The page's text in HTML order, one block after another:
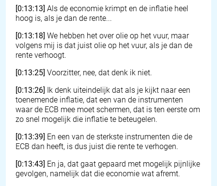
[0:13:13] Als de economie krimpt en de inflatie heel
hoog is, als je dan de rente...
[0:13:18] We hebben het over olie op het vuur, maar
volgens mij is dat juist olie op het vuur, als je dan de
rente verhoogt.
[0:13:25] Voorzitter, nee, dat denk ik niet.
[0:13:26] Ik denk uiteindelijk dat als je kijkt naar een
toenemende inflatie, dat een van de instrumenten
waar de ECB mee moet schermen, dat is ten eerste om
zo snel mogelijk die inflatie te beteugelen.
[0:13:39] En een van de sterkste instrumenten die de
ECB dan heeft, is dus juist die rente te verhogen.
[0:13:43] En ja, dat gaat gepaard met mogelijk pijnlijke
gevolgen, namelijk dat die economie wat afremt.